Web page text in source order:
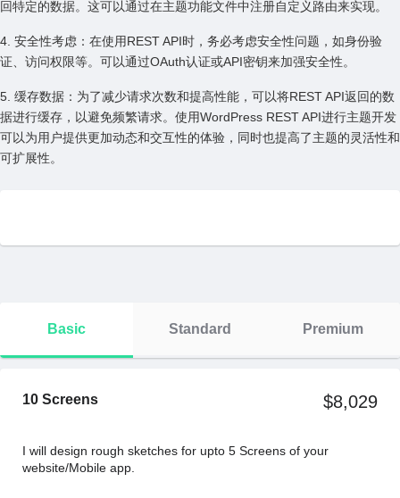
回特定的数据。这可以通过在主题功能⽂件中注册⾃定义路由来实现。
4. 安全性考虑：在使⽤REST API时，务必考虑安全性问题，如⾝份验
证、访问权限等。可以通过OAuth认证或API密钥来加强安全性。
5. 缓存数据：为了减少请求次数和提⾼性能，可以将REST API返回的数
据进⾏缓存，以避免频繁请求。使⽤WordPress REST API进⾏主题开发
可以为⽤户提供更加动态和交互性的体验，同时也提⾼了主题的灵活性和
可扩展性。
Basic Standard Premium
10 Screens $8,029
I will design rough sketches for upto 5 Screens of your
website/Mobile app.